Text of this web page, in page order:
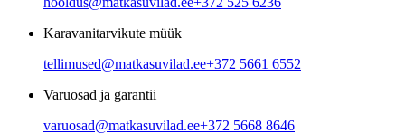
Karavanitarvikute müük
tellimused@matkasuvilad.ee+372 5661 6552
Varuosad ja garantii
varuosad@matkasuvilad.ee+372 5668 8646